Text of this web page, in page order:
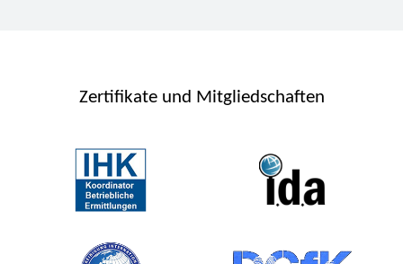
Zertifikate und Mitgliedschaften